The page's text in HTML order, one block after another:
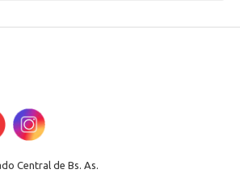
Central de Bs. As.